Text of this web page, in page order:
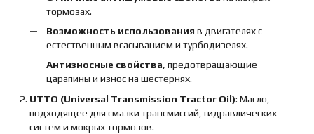
тормозах.
Возможность использования в двигателях с
естественным всасыванием и турбодизелях.
Антизносные свойства, предотвращающие
царапины и износ на шестернях.
UTTO (Universal Transmission Tractor Oil): Масло,
подходящее для смазки трансмиссий, гидравлических
систем и мокрых тормозов.